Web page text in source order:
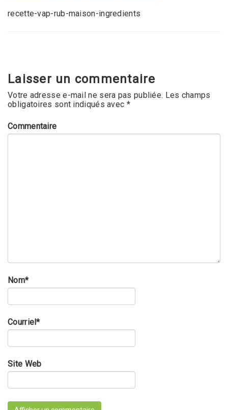
recette-vap-rub-maison-ingredients
Laisser un commentaire
Votre adresse e-mail ne sera pas publiée. Les champs
obligatoires sont indiqués avec *
Commentaire
Nom*
Courriel*
Site Web